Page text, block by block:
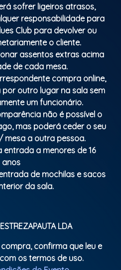
sofrer ligeiros atrasos,
responsabilidade para
Club para devolver ou
o cliente.
assentos extras acima
de cada mesa.
compra online,
outro lugar na sala sem
um funcionário.
não é possível o
mas poderá ceder o seu
mesa a outra pessoa.
entrada a menores de 16
anos
de mochilas e sacos
da sala.
LDA
confirma que leu e
os termos de uso.